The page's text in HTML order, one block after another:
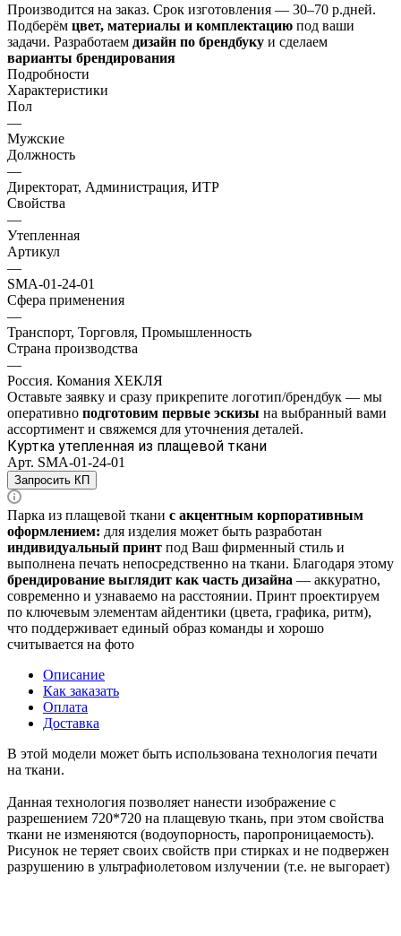
Производится на заказ. Срок изготовления — 30–70 р.дней.
Подберём цвет, материалы и комплектацию под ваши
задачи. Разработаем дизайн по брендбуку и сделаем
варианты брендирования
Подробности
Характеристики
Пол
—
Мужские
Должность
—
Директорат, Администрация, ИТР
Свойства
—
Утепленная
Артикул
—
SMA-01-24-01
Сфера применения
—
Транспорт, Торговля, Промышленность
Страна производства
—
Россия. Комания ХЕКЛЯ
Оставьте заявку и сразу прикрепите логотип/брендбук — мы
оперативно подготовим первые эскизы на выбранный вами
ассортимент и свяжемся для уточнения деталей.
Куртка утепленная из плащевой ткани
Арт. SMA-01-24-01
Запросить КП
Парка из плащевой ткани с акцентным корпоративным
оформлением: для изделия может быть разработан
индивидуальный принт под Ваш фирменный стиль и
выполнена печать непосредственно на ткани. Благодаря этому
брендирование выглядит как часть дизайна — аккуратно,
современно и узнаваемо на расстоянии. Принт проектируем
по ключевым элементам айдентики (цвета, графика, ритм),
что поддерживает единый образ команды и хорошо
считывается на фото
Описание
Как заказать
Оплата
Доставка
В этой модели может быть использована технология печати
на ткани.
Данная технология позволяет нанести изображение с
разрешением 720*720 на плащевую ткань, при этом свойства
ткани не изменяются (водоупорность, паропроницаемость).
Рисунок не теряет своих свойств при стирках и не подвержен
разрушению в ультрафиолетовом излучении (т.е. не выгорает)